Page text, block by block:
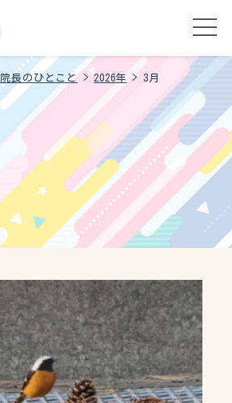
院長のひとこと>2026年 > 3月